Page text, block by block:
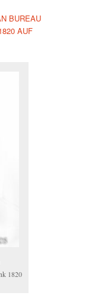
BUREAU
AUF
1820